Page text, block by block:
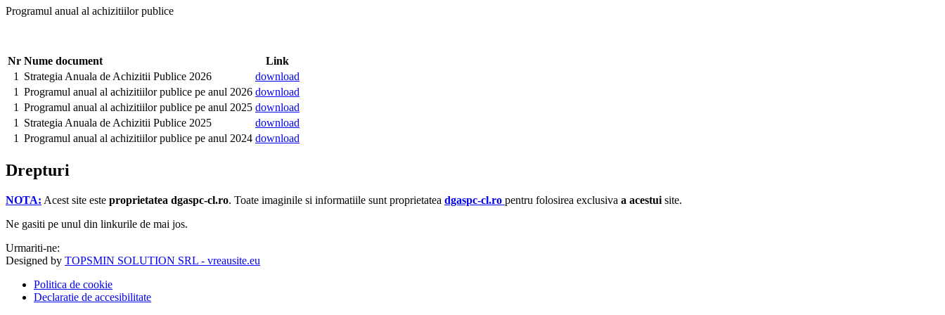
Programul anual al achizitiilor publice
Nr Nume document
Link
1
Strategia Anuala de Achizitii Publice 2026
download
1 Programul anual al achizitiilor publice pe anul 2026 download
1 Programul anual al achizitiilor publice pe anul 2025 download
1
Strategia Anuala de Achizitii Publice 2025
download
1 Programul anual al achizitiilor publice pe anul 2024 download
Drepturi
NOTA: Acest site este proprietatea dgaspc-cl.ro. Toate imaginile si informatiile sunt proprietatea dgaspc-cl.ro pentru folosirea exclusiva a acestui site.
Ne gasiti pe unul din linkurile de mai jos.
Urmariti-ne:
Designed by TOPSMIN SOLUTION SRL - vreausite.eu
Politica de cookie
Declaratie de accesibilitate